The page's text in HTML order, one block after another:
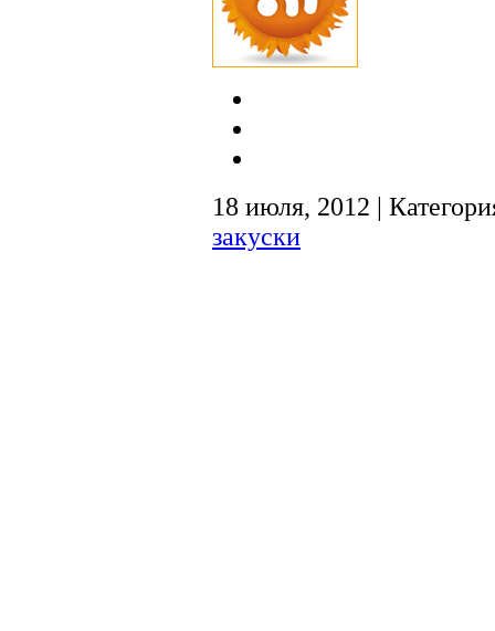
18 июля, 2012 |
закуски